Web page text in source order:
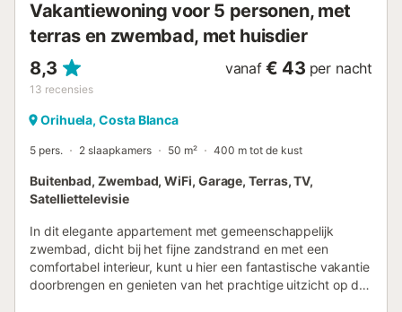
Vakantiewoning voor 5 personen, met
terras en zwembad, met huisdier
8,3
13 recensies
vanaf € 43 per nacht
Orihuela, Costa Blanca
5 pers. 2 slaapkamers 50 m² 400 m tot de kust
Buitenbad, Zwembad, WiFi, Garage, Terras, TV,
Satelliettelevisie
In dit elegante appartement met gemeenschappelijk
zwembad, dicht bij het fijne zandstrand en met een
comfortabel interieur, kunt u hier een fantastische vakantie
doorbrengen en genieten van het prachtige uitzicht op de